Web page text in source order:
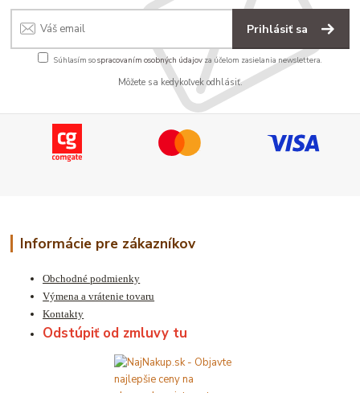
Prihlásiť sa
Súhlasím sospracovaním osobných údajov za účelom zasielania newslettera.
Môžete sa kedykoľvek odhlásiť.
Informácie pre zákazníkov
Obchodné podmienky
Výmena a vrátenie tovaru
Kontakty
Odstúpiť od zmluvy tu